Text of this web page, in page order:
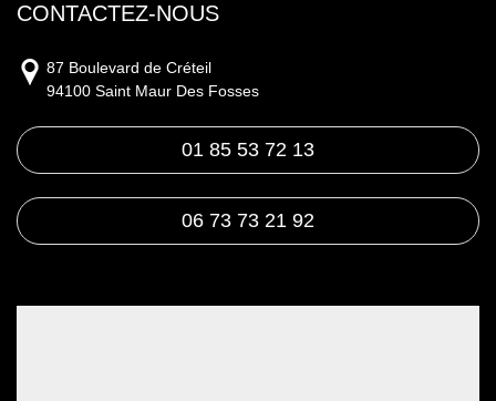
CONTACTEZ-NOUS
87 Boulevard de Créteil
94100 Saint Maur Des Fosses
01 85 53 72 13
06 73 73 21 92